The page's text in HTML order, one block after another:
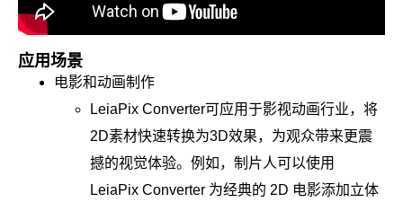
应用场景
电影和动画制作
LeiaPix Converter可应用于影视动画行业，将
2D素材快速转换为3D效果，为观众带来更震
撼的视觉体验。例如，制片人可以使用
LeiaPix Converter 为经典的 2D 电影添加立体